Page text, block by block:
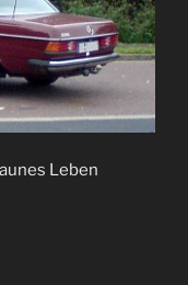
Leben